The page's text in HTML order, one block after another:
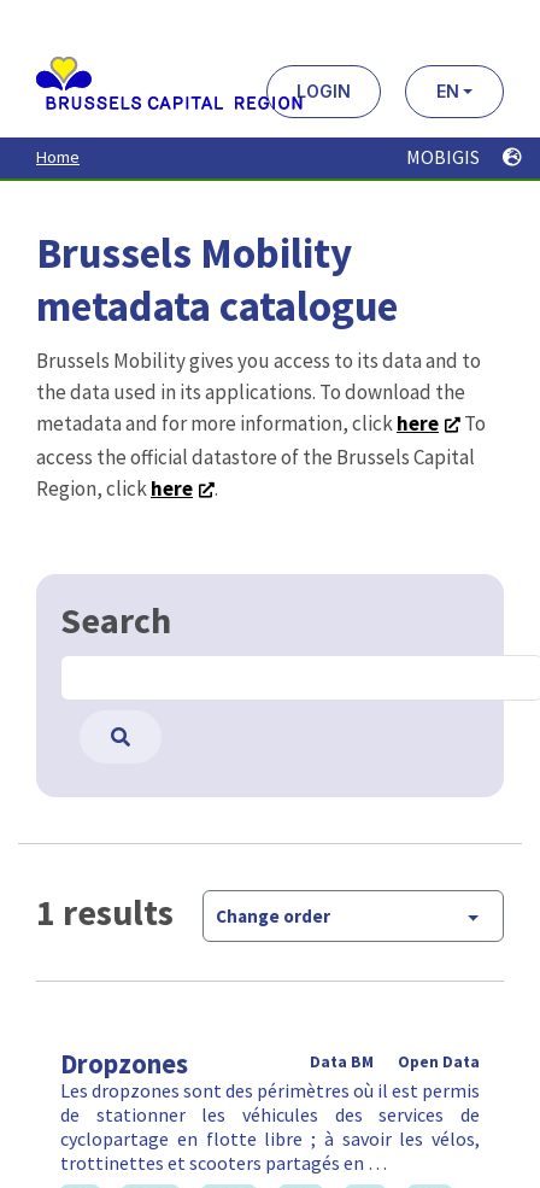
contenu
principal
LOGIN EN
Home MOBIGIS
Brussels Mobility
metadata catalogue
Brussels Mobility gives you access to its data and to
the data used in its applications. To download the
metadata and for more information, clickhere
To
access the official datastore of the Brussels Capital
Region, clickhere .
Search
1 results Change order
Dropzones Open Data
Data BM
Les dropzones sont des périmètres où il est permis
de stationner les véhicules des services de
cyclopartage en flotte libre ; à savoir les vélos,
trottinettes et scooters partagés en …